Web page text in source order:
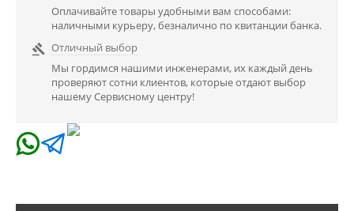
Оплачивайте товары удобными вам способами:
наличными курьеру, безналично по квитанции банка.
 Отличный выбор
Мы гордимся нашими инженерами, их каждый день
проверяют сотни клиентов, которые отдают выбор
нашему Сервисному центру!